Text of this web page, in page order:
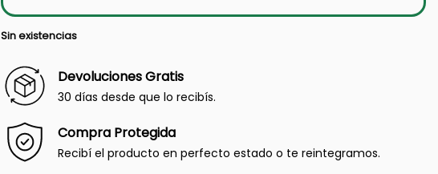
Sin existencias
Devoluciones Gratis
30 días desde que lo recibís.
Compra Protegida
Recibí el producto en perfecto estado o te reintegramos.